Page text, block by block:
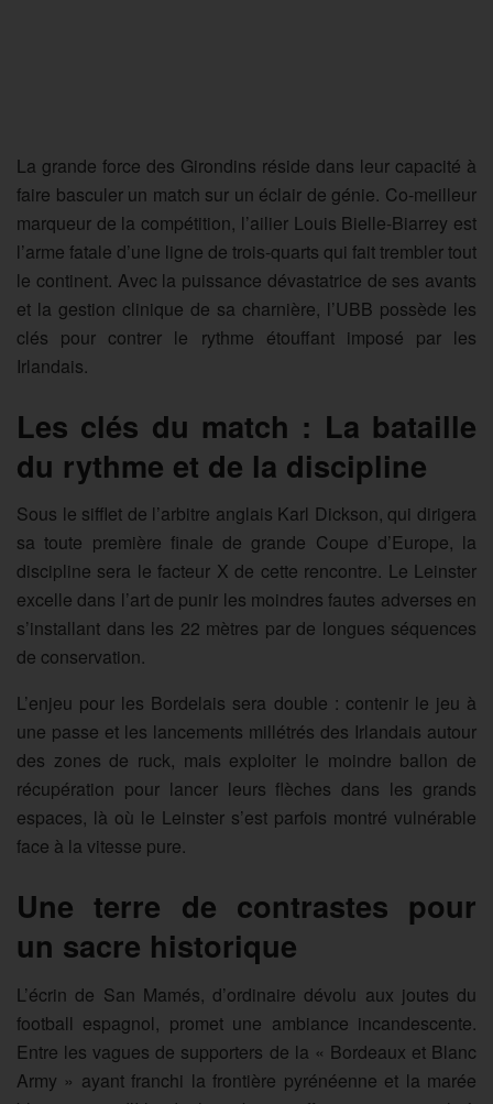
La grande force des Girondins réside dans leur capacité à
faire basculer un match sur un éclair de génie. Co-meilleur
marqueur de la compétition, l’ailier Louis Bielle-Biarrey est
l’arme fatale d’une ligne de trois-quarts qui fait trembler tout
le continent. Avec la puissance dévastatrice de ses avants
et la gestion clinique de sa charnière, l’UBB possède les
clés pour contrer le rythme étouffant imposé par les
Irlandais.
Les clés du match : La bataille
du rythme et de la discipline
Sous le sifflet de l’arbitre anglais Karl Dickson, qui dirigera
sa toute première finale de grande Coupe d’Europe, la
discipline sera le facteur X de cette rencontre. Le Leinster
excelle dans l’art de punir les moindres fautes adverses en
s’installant dans les 22 mètres par de longues séquences
de conservation.
L’enjeu pour les Bordelais sera double : contenir le jeu à
une passe et les lancements millétrés des Irlandais autour
des zones de ruck, mais exploiter le moindre ballon de
récupération pour lancer leurs flèches dans les grands
espaces, là où le Leinster s’est parfois montré vulnérable
face à la vitesse pure.
Une terre de contrastes pour
un sacre historique
L’écrin de San Mamés, d’ordinaire dévolu aux joutes du
football espagnol, promet une ambiance incandescente.
Entre les vagues de supporters de la « Bordeaux et Blanc
Army » ayant franchi la frontière pyrénéenne et la marée